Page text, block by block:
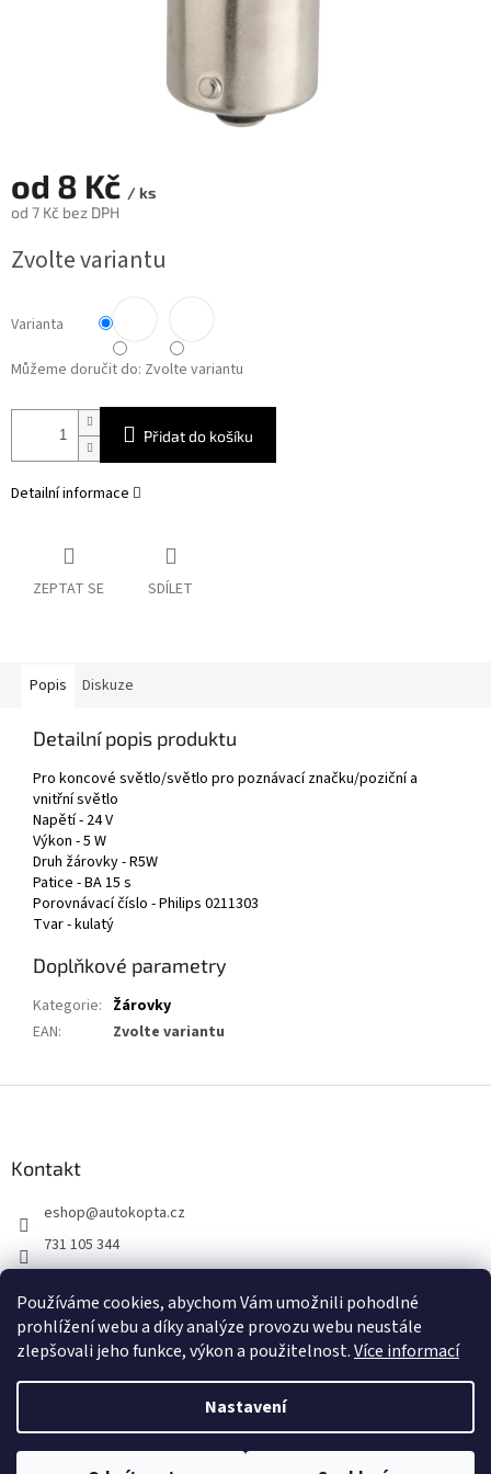
Používáme cookies, abychom Vám umožnili pohodlné
prohlížení webu a díky analýze provozu webu neustále
zlepšovali jeho funkce, výkon a použitelnost.Více informací
Nastavení
od 8 Kč / ks
od 7 Kč bez DPH
cena:
Zvolte variantu
Varianta
Můžeme doručit do: Zvolte variantu
Přidat do košíku
Detailní informace
ZEPTAT SE SDÍLET
Popis Diskuze
Detailní popis produktu
Pro koncové světlo/světlo pro poznávací značku/poziční a
vnitřní světlo
Napětí - 24 V
Výkon - 5 W
Druh žárovky - R5W
Patice - BA 15 s
Porovnávací číslo - Philips 0211303
Tvar - kulatý
Doplňkové parametry
Kategorie: Žárovky
EAN: Zvolte variantu
Kontakt
eshop@autokopta.cz
731 105 344
auto_kopta
Vytvořil Shoptet